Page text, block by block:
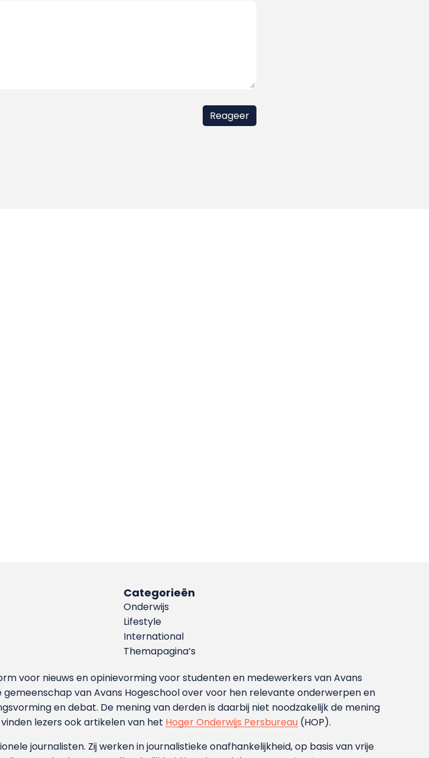
Categorieën
Onderwijs
Lifestyle
International
Themapagina’s
voor nieuws en opinievorming voor studenten en medewerkers van Avans
van Avans Hogeschool over voor hen relevante onderwerpen en
en debat. De mening van derden is daarbij niet noodzakelijk de mening
lezers ook artikelen van het Hoger Onderwijs Persbureau (HOP).
journalisten. Zij werken in journalistieke onafhankelijkheid, op basis van vrije